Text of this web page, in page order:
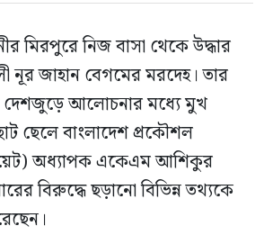
মিরপুরে নিজ বাসা থেকে উদ্ধার
নূর জাহান বেগমের মরদেহ। তার
দেশজুড়ে আলোচনার মধ্যে মুখ
ছেলে বাংলাদেশ প্রকৌশল
অধ্যাপক একেএম আশিকুর
বিরুদ্ধে ছড়ানো বিভিন্ন তথ্যকে